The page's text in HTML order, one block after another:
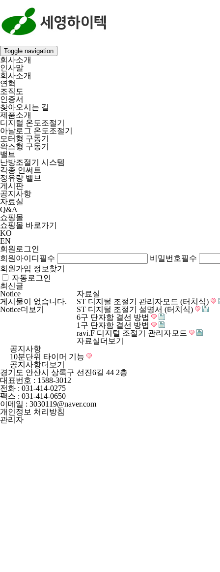
Toggle navigation
회사소개
인사말
회사소개
연혁
조직도
인증서
찾아오시는 길
제품소개
디지털 온도조절기
아날로그 온도조절기
모터형 구동기
왁스형 구동기
밸브
난방조절기 시스템
각종 인써트
정유량 밸브
게시판
공지사항
자료실
Q&A
쇼핑몰
쇼핑몰 바로가기
KO
EN
회원로그인
회원아이디 필수 비밀번호필수
회원가입 정보찾기
자동로그인
최신글
Notice
게시물이 없습니다.
Notice더보기
자료실
ST 디지털 조절기 관리자모드 (터치식)
ST 디지털 조절기 설명서 (터치식)
6구 단자함 결선 방법
1구 단자함 결선 방법
ravi.F 디지털 조절기 관리자모드
자료실더보기
공지사항
10분단위 타이머 기능
공지사항더보기
경기도 안산시 상록구 선진6길 44 2층
대표번호 : 1588-3012
전화 : 031-414-0275
팩스 : 031-414-0650
이메일 : 3030119@naver.com
개인정보 처리방침
관리자